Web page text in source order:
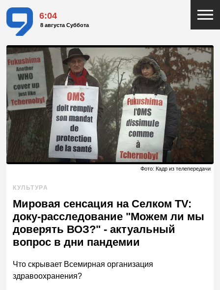
6:04
8 августа Суббота
Фото: Кадр из телепередачи
КУЛЬТУРА
Мировая сенсация на Селком TV:
доку-расследование "Можем ли мы
доверять ВОЗ?" - актуальный
вопрос в дни пандемии
Что скрывает Всемирная организация
здравоохранения?